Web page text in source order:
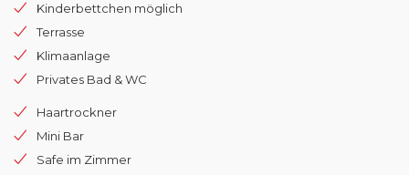
Kinderbettchen möglich
Terrasse
Klimaanlage
Privates Bad & WC
Haartrockner
Mini Bar
Safe im Zimmer